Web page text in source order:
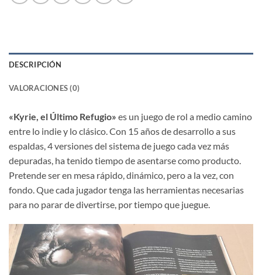
DESCRIPCIÓN
VALORACIONES (0)
«Kyrie, el Último Refugio» es un juego de rol a medio camino
entre lo indie y lo clásico. Con 15 años de desarrollo a sus
espaldas, 4 versiones del sistema de juego cada vez más
depuradas, ha tenido tiempo de asentarse como producto.
Pretende ser en mesa rápido, dinámico, pero a la vez, con
fondo. Que cada jugador tenga las herramientas necesarias
para no parar de divertirse, por tiempo que juegue.